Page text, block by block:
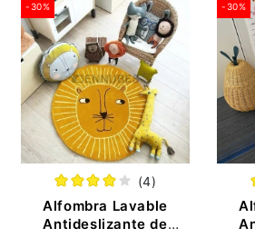
-30%
(4)
Alfombra Lavable
Antideslizante de
-30%